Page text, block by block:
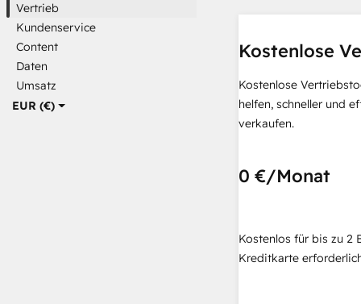
EUR (€)
Vertrieb
Kundenservice
Content
Daten
Umsatz
Kostenlose
Kostenlose
helfen, schneller und
verkaufen.
0 €/Monat
Kostenlos für bis zu 2
Kreditkarte